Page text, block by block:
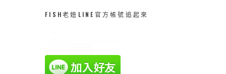
FISH老妞LINE官方帳號追起來